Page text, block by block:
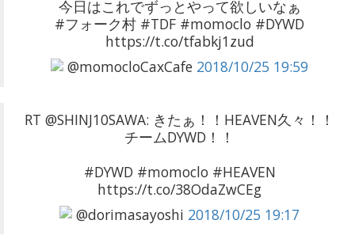
今日はこれでずっとやって欲しいなぁ
#フォーク村 #TDF #momoclo #DYWD
https://t.co/tfabkj1zud
@momocloCaxCafe 2018/10/25 19:59
RT @SHINJ10SAWA: きたぁ！！HEAVEN久々！！
チームDYWD！！
#DYWD #momoclo #HEAVEN
https://t.co/38OdaZwCEg
@dorimasayoshi 2018/10/25 19:17